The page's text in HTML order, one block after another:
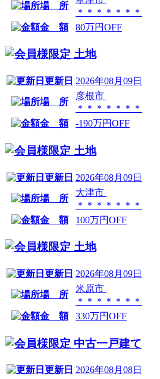
場 所
＊＊＊＊＊＊＊
金 額
80万円OFF
土地
更新日 2026年08月09日
場 所
彦根市
＊＊＊＊＊＊＊
金 額
-190万円OFF
土地
更新日 2026年08月09日
場 所
大津市
＊＊＊＊＊＊＊
金 額
100万円OFF
土地
更新日 2026年08月09日
場 所
米原市
＊＊＊＊＊＊＊
金 額
330万円OFF
中古一戸建て
更新日 2026年08月08日